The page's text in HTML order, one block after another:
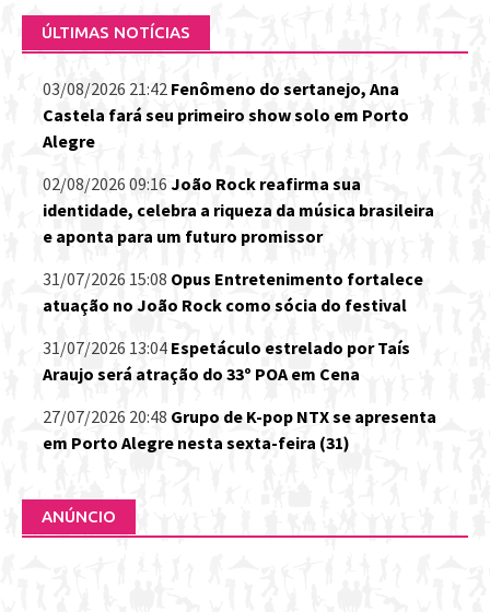
ÚLTIMAS NOTÍCIAS
03/08/2026 21:42 Fenômeno do sertanejo, Ana
Castela fará seu primeiro show solo em Porto
Alegre
02/08/2026 09:16 João Rock reafirma sua
identidade, celebra a riqueza da música brasileira
e aponta para um futuro promissor
31/07/2026 15:08 Opus Entretenimento fortalece
atuação no João Rock como sócia do festival
31/07/2026 13:04 Espetáculo estrelado por Taís
Araujo será atração do 33º POA em Cena
27/07/2026 20:48 Grupo de K-pop NTX se apresenta
em Porto Alegre nesta sexta-feira (31)
ANÚNCIO